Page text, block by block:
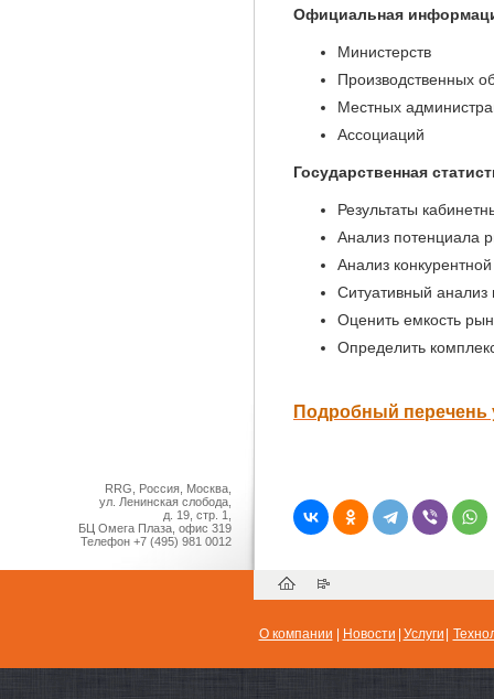
Официальная
Министерств
Производственных
Местных
Ассоциаций
Государственная
Результаты
Анализ потенциала
Анализ
Ситуативный
Оценить емкость
Определить
Подробный перечень
RRG, Россия, Москва,
ул. Ленинская слобода,
д. 19, стр. 1,
БЦ Омега Плаза, офис 319
Телефон +7 (495) 981 0012
О компании Новости Услуги